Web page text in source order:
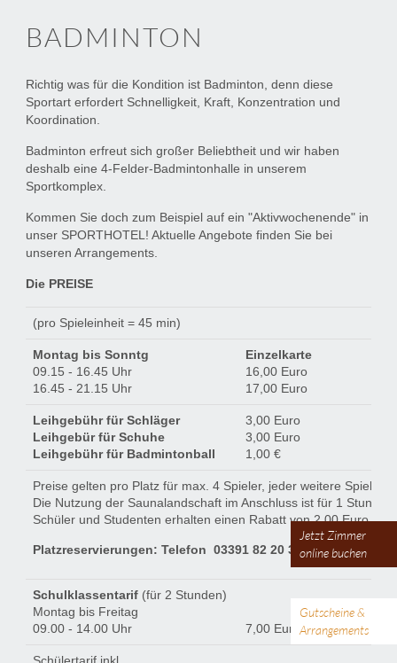
Jetzt Zimmer
online buchen
Gutscheine &
Arrangements
BADMINTON
Richtig was für die Kondition ist Badminton, denn diese
Sportart erfordert Schnelligkeit, Kraft, Konzentration und
Koordination.
Badminton erfreut sich großer Beliebtheit und wir haben
deshalb eine 4-Felder-Badmintonhalle in unserem
Sportkomplex.
Kommen Sie doch zum Beispiel auf ein "Aktivwochenende" in
unser SPORTHOTEL! Aktuelle Angebote finden Sie bei
unseren Arrangements.
Die PREISE
(pro Spieleinheit = 45 min)
Montag bis Sonntg
09.15 - 16.45 Uhr
16.45 - 21.15 Uhr
Einzelkarte
16,00 Euro
17,00 Euro
Leihgebühr für Schläger
Leihgebür für Schuhe
Leihgebühr für Badmintonball
3,00 Euro
3,00 Euro
1,00 €
Preise gelten pro Platz für max. 4 Spieler, jeder weitere Spieler
Die Nutzung der Saunalandschaft im Anschluss ist für 1 Stunde
Schüler und Studenten erhalten einen Rabatt von 2,00 Euro pro
Platzreservierungen: Telefon 03391 82 20 30
Schulklassentarif(für 2 Stunden)
Montag bis Freitag
09.00 - 14.00 Uhr
7,00 Euro pro Schüler